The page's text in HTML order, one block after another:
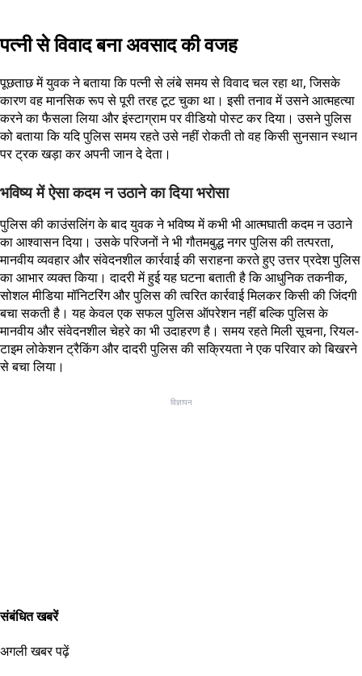
पत्नी से विवाद बना अवसाद की वजह
पूछताछ में युवक ने बताया कि पत्नी से लंबे समय से विवाद चल रहा था, जिसके
कारण वह मानसिक रूप से पूरी तरह टूट चुका था। इसी तनाव में उसने आत्महत्या
करने का फैसला लिया और इंस्टाग्राम पर वीडियो पोस्ट कर दिया। उसने पुलिस
को बताया कि यदि पुलिस समय रहते उसे नहीं रोकती तो वह किसी सुनसान स्थान
पर ट्रक खड़ा कर अपनी जान दे देता।
भविष्य में ऐसा कदम न उठाने का दिया भरोसा
पुलिस की काउंसलिंग के बाद युवक ने भविष्य में कभी भी आत्मघाती कदम न उठाने
का आश्वासन दिया। उसके परिजनों ने भी गौतमबुद्ध नगर पुलिस की तत्परता,
मानवीय व्यवहार और संवेदनशील कार्रवाई की सराहना करते हुए उत्तर प्रदेश पुलिस
का आभार व्यक्त किया। दादरी में हुई यह घटना बताती है कि आधुनिक तकनीक,
सोशल मीडिया मॉनिटरिंग और पुलिस की त्वरित कार्रवाई मिलकर किसी की जिंदगी
बचा सकती है। यह केवल एक सफल पुलिस ऑपरेशन नहीं बल्कि पुलिस के
मानवीय और संवेदनशील चेहरे का भी उदाहरण है। समय रहते मिली सूचना, रियल-
टाइम लोकेशन ट्रैकिंग और दादरी पुलिस की सक्रियता ने एक परिवार को बिखरने
से बचा लिया।
विज्ञापन
संबंधित खबरें
अगली खबर पढ़ें